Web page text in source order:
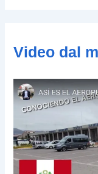
a
Video dal